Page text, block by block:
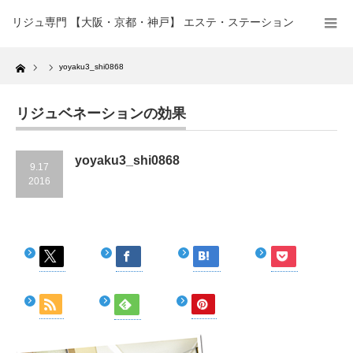
リジュ専門 【大阪・京都・神戸】 エステ・ステーション
Home yoyaku3_shi0868
リジュベネーションの効果
9.17
2016
yoyaku3_shi0868